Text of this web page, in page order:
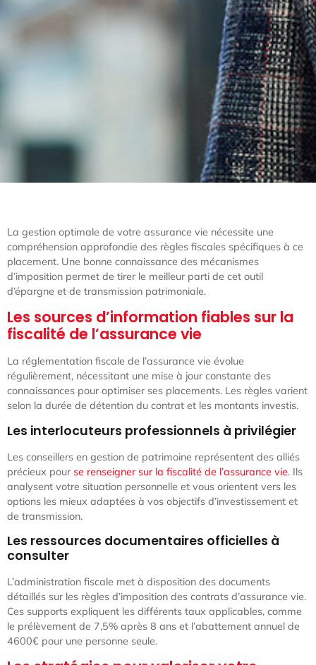
La gestion optimale de votre assurance vie nécessite une
compréhension approfondie des règles fiscales spécifiques à ce
placement. Une bonne connaissance des mécanismes
d’imposition permet de tirer le meilleur parti de cet outil
d’épargne et de transmission patrimoniale.
Les sources d’information fiables sur la
fiscalité de l’assurance vie
La réglementation fiscale de l’assurance vie évolue
régulièrement, nécessitant une mise à jour constante des
connaissances pour optimiser ses placements. Les règles varient
selon la durée de détention du contrat et les montants investis.
Les interlocuteurs professionnels à privilégier
Les conseillers en gestion de patrimoine représentent des alliés
précieux pour se renseigner sur la fiscalité de l’assurance vie. Ils
analysent votre situation personnelle et vous orientent vers les
options les mieux adaptées à vos objectifs d’investissement et
de transmission.
Les ressources documentaires officielles à
consulter
L’administration fiscale met à disposition des documents
détaillés sur les règles d’imposition des contrats d’assurance vie.
Ces supports expliquent les différents taux applicables, comme
le prélèvement de 7,5% après 8 ans et l’abattement annuel de
4600€ pour une personne seule.